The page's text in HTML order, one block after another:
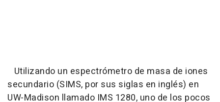
Utilizando un espectrómetro de masa de iones
secundario (SIMS, por sus siglas en inglés) en
UW-Madison llamado IMS 1280, uno de los pocos